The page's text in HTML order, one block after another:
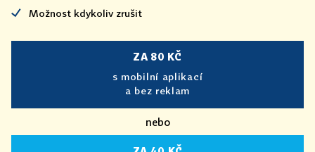
Možnost kdykoliv zrušit
ZA 80 KČ
s mobilní aplikací
a bez reklam
nebo